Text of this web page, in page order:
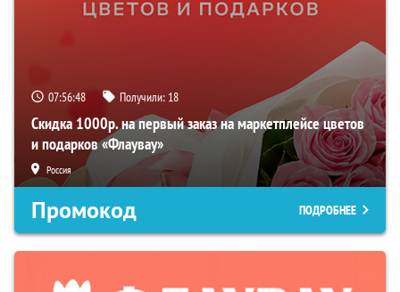
07:56:47 Получили: 18
Скидка 1000р. на первый заказ на маркетплейсе цветов
и подарков «Флаувау»
Россия
Промокод ПОДРОБНЕЕ